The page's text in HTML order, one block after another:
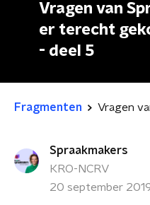
Vragen van
er terecht
- deel 5
Fragmenten
Spraakmakers
KRO-NCRV
20 september